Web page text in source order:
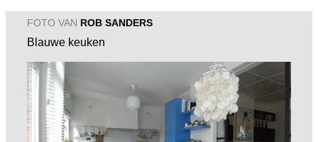
FOTO VAN ROB SANDERS
Blauwe keuken